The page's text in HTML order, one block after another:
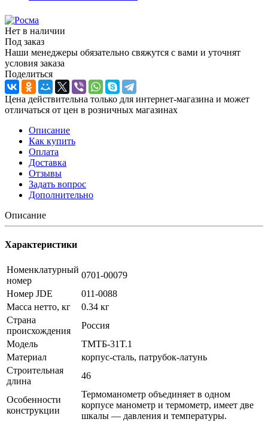
Нет в наличии
Под заказ
Наши менеджеры обязательно свяжутся с вами и уточнят
условия заказа
Поделиться
Цена действительна только для интернет-магазина и может
отличаться от цен в розничных магазинах
Описание
Как купить
Оплата
Доставка
Отзывы
Задать вопрос
Дополнительно
Описание
Характеристики
Номенклатурный
номер
0701-00079
Номер JDE
011-0088
Масса нетто, кг
0.34 кг
Страна
происхождения
Россия
Модель
ТМТБ-31T.1
Материал
корпус-сталь, патрубок-латунь
Строительная
длина
46
Особенности
конструкции
Термоманометр объединяет в одном
корпусе манометр и термометр, имеет две
шкалы — давления и температуры.